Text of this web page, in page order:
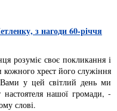
з нагоди 60-річчя
розуміє своє покликання і
кожного хрест його служіння
у цей світлий день ми
нашої громади, -
слові.